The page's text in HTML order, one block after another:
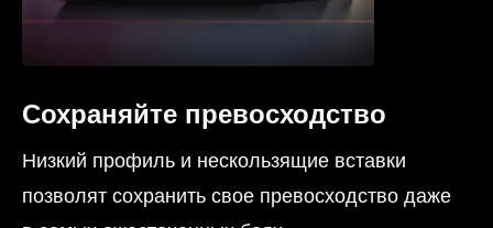
Сохраняйте превосходство
Низкий профиль и нескользящие вставки
позволят сохранить свое превосходство даже